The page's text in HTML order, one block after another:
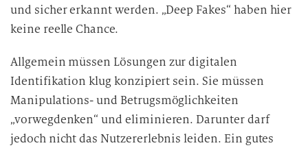
und sicher erkannt werden. „Deep Fakes“ haben hier
keine reelle Chance.
Allgemein müssen Lösungen zur digitalen
Identifikation klug konzipiert sein. Sie müssen
Manipulations- und Betrugsmöglichkeiten
„vorwegdenken“ und eliminieren. Darunter darf
jedoch nicht das Nutzererlebnis leiden. Ein gutes